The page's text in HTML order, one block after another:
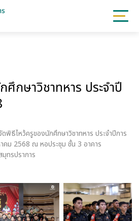
กษาวิชาทหาร ประจำปี
พิธีไหว้ครูของนักศึกษาวิชาทหาร ประจำปีการ
คม 2568 ณ หอประชุม ชั้น 3 อาคาร
ทรปราการ